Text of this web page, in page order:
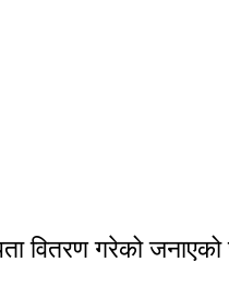
वितरण गरेको